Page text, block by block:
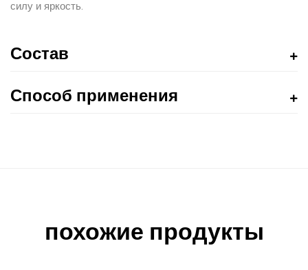
силу и яркость.
Состав
Способ применения
похожие продукты